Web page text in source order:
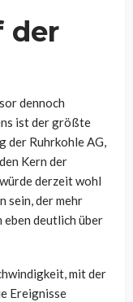
der
dennoch
ist der größte
der Ruhrkohle AG,
Kern der
derzeit wohl
sein, der mehr
eben deutlich über
mit der
Ereignisse